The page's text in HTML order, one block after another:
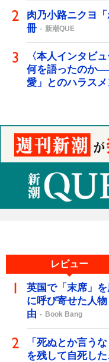
肉乃小路ニクヨ
冊
新潮QUE
〈本人インタビ
何を語ったのか
愛」とのハラス
レビュー
英国で「末席」を
に呼び寄せた人
由
Book Bang
「死ぬとか言う
を残して自死し